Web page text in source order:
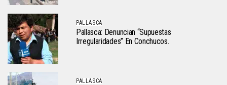
PALLASCA
Pallasca: Denuncian “supuestas
Irregularidades” En Conchucos.
PALLASCA